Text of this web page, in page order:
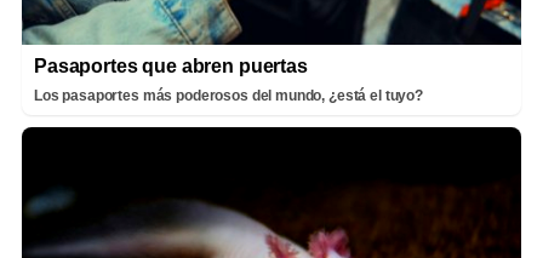
Pasaportes que abren puertas
Los pasaportes más poderosos del mundo, ¿está el tuyo?